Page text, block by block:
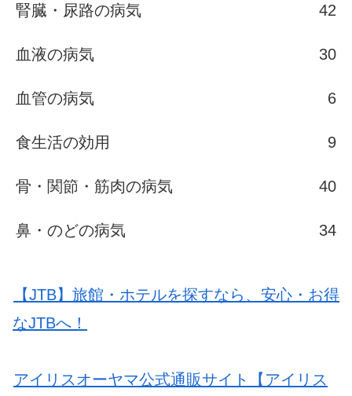
腎臓・尿路の病気 42
血液の病気 30
血管の病気 6
食生活の効用 9
骨・関節・筋肉の病気 40
鼻・のどの病気 34
【JTB】旅館・ホテルを探すなら、安心・お得
なJTBへ！
アイリスオーヤマ公式通販サイト【アイリス